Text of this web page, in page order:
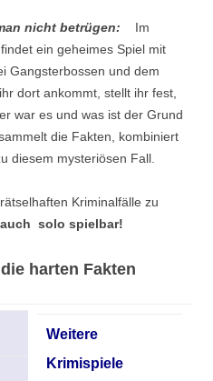
nicht betrügen:
Im
ein geheimes Spiel mit
Gangsterbossen und dem
dort ankommt, stellt ihr fest,
war es und was ist der Grund
die Fakten, kombiniert
diesem mysteriösen Fall.
Kriminalfälle zu
auch solo spielbar!
harten Fakten
Weitere
Krimispiele